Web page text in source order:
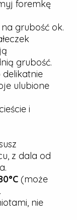
foremkę
na grubość ok.
grubość.
delikatnie
ulubione
i
z dala od
(może
nie